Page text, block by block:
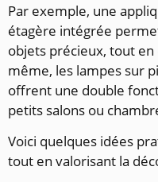
Par exemple, une
étagère intégrée
objets précieux, tout
même, les lampes sur
offrent une double
petits salons ou
Voici quelques idées
tout en valorisant la